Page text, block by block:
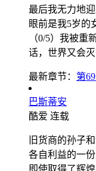
最后我无力地
眼前是我5岁的
（0/5）我被重
话，世界又会
最新章节： 第
巴斯蒂安
酷爱 连载
旧货商的孙子
各自利益的一
即使取得了辉